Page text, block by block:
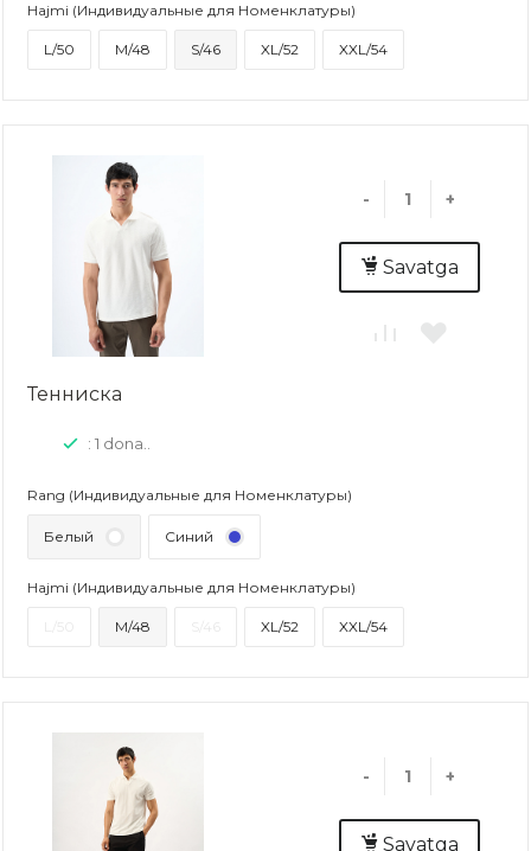
Hajmi (Индивидуальные для Номенклатуры)
L/50 M/48 S/46 XL/52 XXL/54
- +
Savatga
Тенниска
: 1 dona..
Rang (Индивидуальные для Номенклатуры)
Белый Синий
Hajmi (Индивидуальные для Номенклатуры)
M/48 XL/52 XXL/54
- +
Savatga